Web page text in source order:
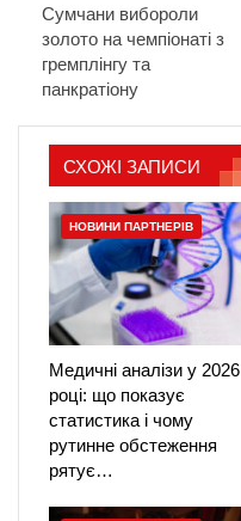
Сумчани вибороли
золото на чемпіонаті з
гремплінгу та
панкратіону
СХОЖІ ЗАПИСИ
НОВИНИ ПАРТНЕРІВ
Медичні аналізи у 2026
році: що показує
статистика і чому
рутинне обстеження
рятує…